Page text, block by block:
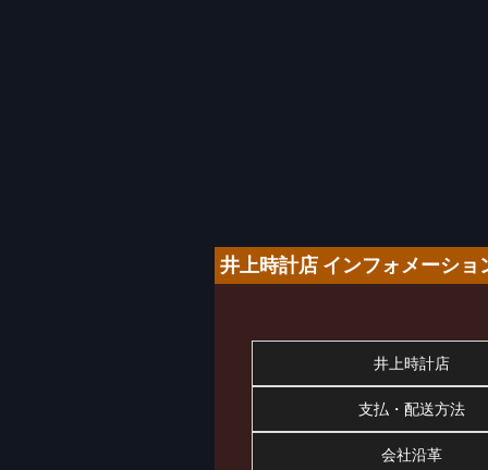
井上時計店 インフォメーショ
井上時計店
支払・配送方法
会社沿革